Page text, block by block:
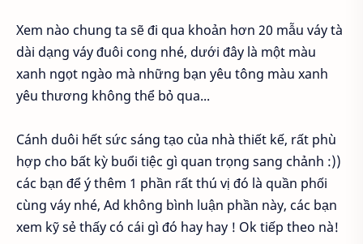
Xem nào chung ta sẽ đi qua khoản hơn 20 mẫu váy tà
dài dạng váy đuôi cong nhé, dưới đây là một màu
xanh ngọt ngào mà những bạn yêu tông màu xanh
yêu thương không thể bỏ qua...
Cánh duôi hết sức sáng tạo của nhà thiết kế, rất phù
hợp cho bất kỳ buổi tiệc gì quan trọng sang chảnh :))
các bạn để ý thêm 1 phần rất thú vị đó là quần phối
cùng váy nhé, Ad không bình luận phần này, các bạn
xem kỹ sẻ thấy có cái gì đó hay hay ! Ok tiếp theo nà!